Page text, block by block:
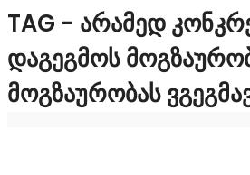
TAG - ᲐᲠᲐᲛᲔᲓ
ᲓᲐᲒᲔᲒᲛᲝᲡ
ᲛᲝᲒᲖᲐᲣᲠᲝᲑᲐᲡ